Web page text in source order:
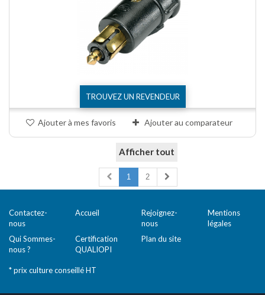
TROUVEZ UN REVENDEUR
Ajouter à mes favoris Ajouter au comparateur
Afficher tout
1 2
Contactez-
nous
Accueil
Rejoignez-
nous
Mentions
légales
Qui Sommes-
nous ?
Certification
QUALIOPI
Plan du site
* prix culture conseillé HT